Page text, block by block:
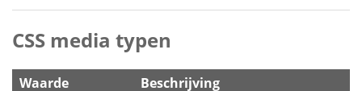
CSS media typen
Waarde
Beschrijving